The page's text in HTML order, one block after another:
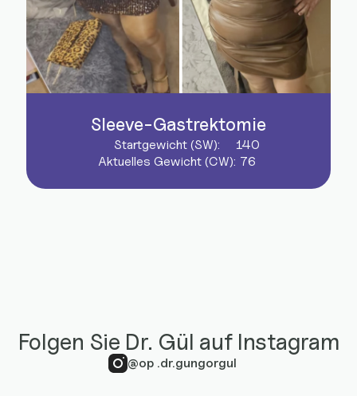
Sleeve-Gastrektomie
Startgewicht (SW):
Aktuelles Gewicht (CW):
140
76
Folgen Sie Dr. Gül auf Instagram
@op .dr.gungorgul